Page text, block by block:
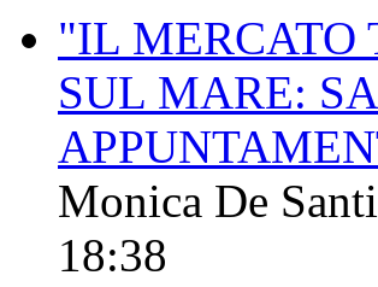
"IL MERCATO
SUL MARE:
Monica De
18:38